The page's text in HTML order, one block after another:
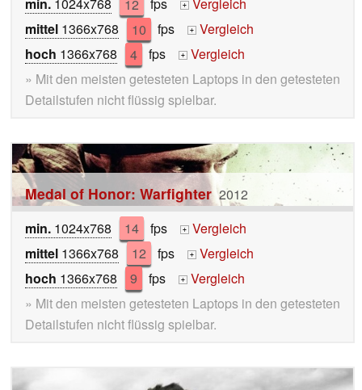
min. 1024x768 12 fps +
Vergleich
mittel 1366x768 10 fps +
Vergleich
hoch 1366x768 4 fps +
Vergleich
» Mit den meisten getesteten Laptops in den getesteten
Detailstufen nicht flüssig spielbar.
Medal of Honor: Warfighter 2012
min. 1024x768 14 fps +
Vergleich
mittel 1366x768 12 fps +
Vergleich
hoch 1366x768 9 fps +
Vergleich
» Mit den meisten getesteten Laptops in den getesteten
Detailstufen nicht flüssig spielbar.